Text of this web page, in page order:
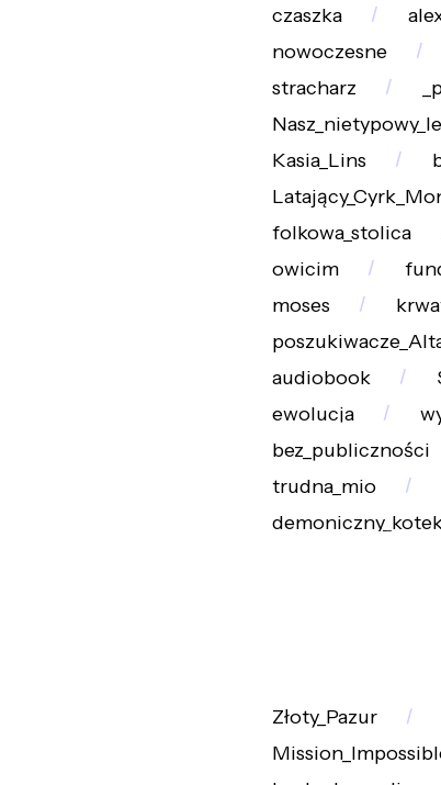
czaszka
nowoczesne
stracharz
Kasia_Lins
folkowa_stolica
owicim
moses
audiobook
ewolucja
bez_publiczności
trudna_mio
Złoty_Pazur